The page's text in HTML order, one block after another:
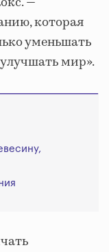
которая
уменьшать
мир».